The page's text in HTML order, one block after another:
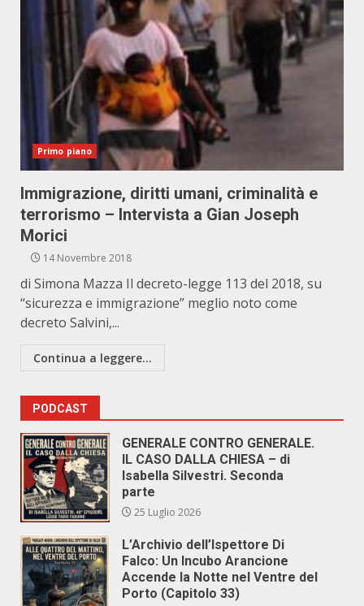
Primo piano
Immigrazione, diritti umani, criminalità e
terrorismo – Intervista a Gian Joseph
Morici
14 Novembre 2018
di Simona Mazza Il decreto-legge 113 del 2018, su
“sicurezza e immigrazione” meglio noto come
decreto Salvini,...
Continua a leggere...
PODCAST
GENERALE CONTRO GENERALE.
IL CASO DALLA CHIESA – di
Isabella Silvestri. Seconda
parte
25 Luglio 2026
L’Archivio dell’Ispettore Di
Falco: Un Incubo Arancione
Accende la Notte nel Ventre del
Porto (Capitolo 33)